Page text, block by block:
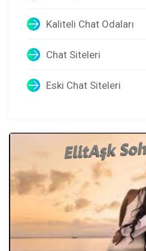
Kaliteli Chat Odaları
Chat Siteleri
Eski Chat Siteleri